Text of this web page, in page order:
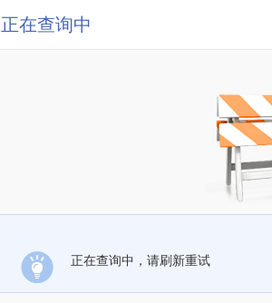
正在查询中
正在查询中，请刷新重试